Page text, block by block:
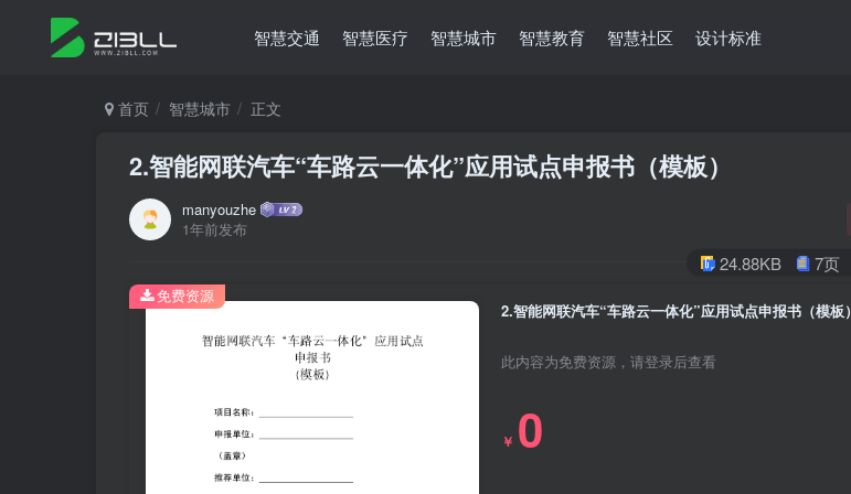
智慧交通 智慧医疗 智慧城市 智慧教育 智慧社区 设计标准
首页 智慧城市 正文
2.智能网联汽车“车路云一体化”应用试点申报书（模板）
manyouzhe
1年前发布
24.88KB 7页
2.智能网联汽车“车路云一体化”应用试点申报书（模板）
此内容为免费资源，请登录后查看
￥ 0
免费资源